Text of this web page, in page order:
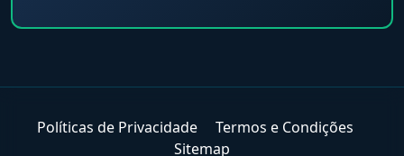
Políticas de Privacidade
Termos e Condições
Sitemap